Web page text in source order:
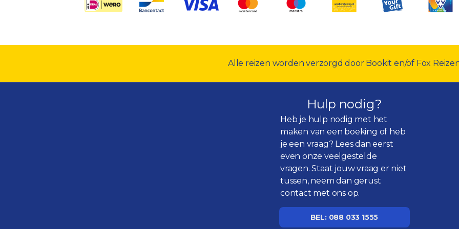
Alle reizen worden verzorgd door Bookit en/of Fox
Hulp nodig?
Heb je hulp nodig met het
maken van een boeking of heb
je een vraag? Lees dan eerst
even onzeveelgestelde
vragen. Staat jouw vraag er niet
tussen, neem dan gerust
contact met ons op.
BEL: 088 033 1555